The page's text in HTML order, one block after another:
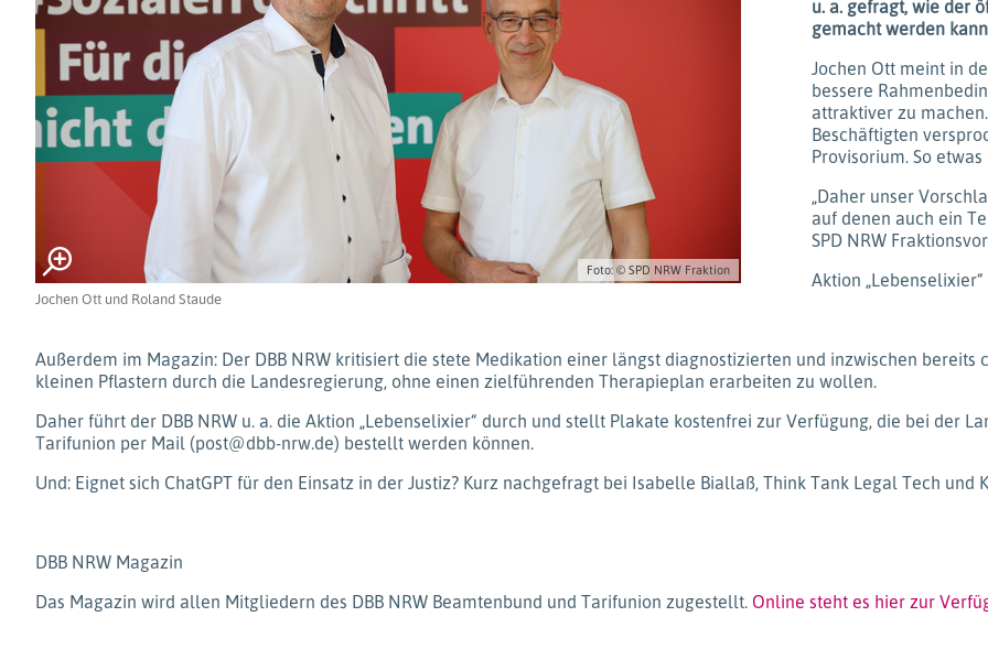
Foto: © SPD NRW Fraktion
Jochen Ott und Roland Staude
u. a. gefragt, wie der
gemacht werden
Jochen Ott meint in
bessere
attraktiver zu
Beschäftigten
Provisorium. So
„Daher unser
auf denen auch ein
SPD NRW
Aktion
Außerdem im Magazin: Der DBB NRW kritisiert die stete Medikation einer längst diagnostizierten und inzwischen
kleinen Pflastern durch die Landesregierung, ohne einen zielführenden Therapieplan erarbeiten zu wollen.
Daher führt der DBB NRW u. a. die Aktion „Lebenselixier“ durch und stellt Plakate kostenfrei zur Verfügung, die bei der
Tarifunion per Mail (post@dbb-nrw.de) bestellt werden können.
Und: Eignet sich ChatGPT für den Einsatz in der Justiz? Kurz nachgefragt bei Isabelle Biallaß, Think Tank Legal Tech und
DBB NRW Magazin
Das Magazin wird allen Mitgliedern des DBB NRW Beamtenbund und Tarifunion zugestellt. Online steht es hier zur